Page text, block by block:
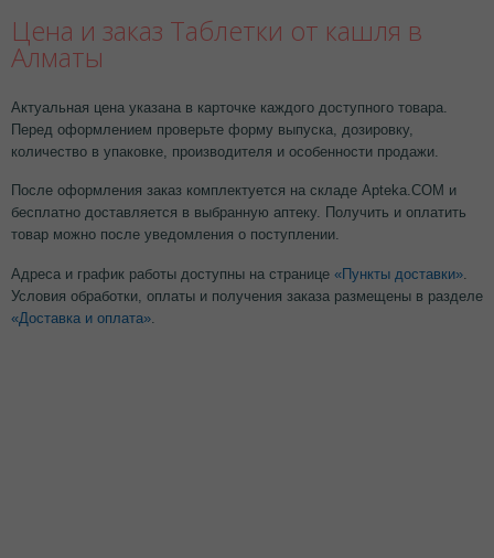
Цена и заказ Таблетки от кашля в
Алматы
Актуальная цена указана в карточке каждого доступного товара.
Перед оформлением проверьте форму выпуска, дозировку,
количество в упаковке, производителя и особенности продажи.
После оформления заказ комплектуется на складе Apteka.COM и
бесплатно доставляется в выбранную аптеку. Получить и оплатить
товар можно после уведомления о поступлении.
Адреса и график работы доступны на странице «Пункты доставки»
Условия обработки, оплаты и получения заказа размещены в разделе
«Доставка и оплата»